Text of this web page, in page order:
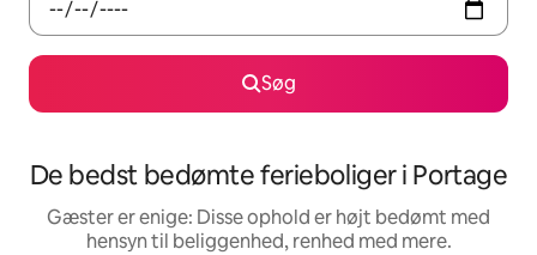
Søg
De bedst bedømte ferieboliger i Portage
Gæster er enige: Disse ophold er højt bedømt med
hensyn til beliggenhed, renhed med mere.